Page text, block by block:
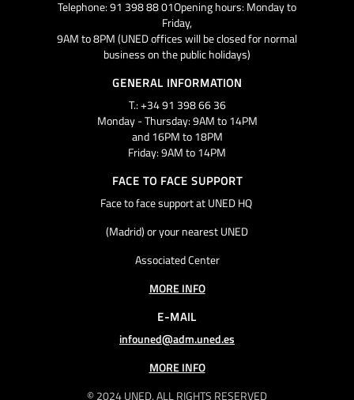
© 2024 UNED. ALL RIGHTS RESERVED
Telephone: 91 398 88 01Opening hours: Monday to
Friday,
9AM to 8PM (UNED offices will be closed for normal
business on the public holidays)
GENERAL INFORMATION
T.: +34 91 398 66 36
Monday - Thursday: 9AM to 14PM
and 16PM to 18PM
Friday: 9AM to 14PM
FACE TO FACE SUPPORT
Face to face support at UNED HQ
(Madrid) or your nearest UNED
Associated Center
MORE INFO
E-MAIL
infouned@adm.uned.es
MORE INFO